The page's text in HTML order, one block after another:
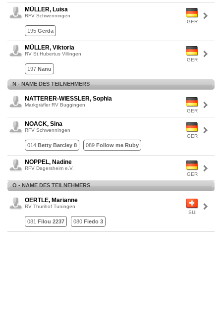
GER
MÜLLER, Luisa
RFV Schwenningen
195 Gerda
GER
MÜLLER, Viktoria
RV St.Hubertus Villingen
197 Nanu
N - NAME DES TEILNEHMERS
GER
NATTERER-WIESSLER, Sophia
Markgräfler RV Buggingen
GER
NOACK, Sina
RFV Schwenningen
014 Betty Barcley 8 089 Follow me Ruby
GER
NOPPEL, Nadine
RFV Dagersheim e.V.
O - NAME DES TEILNEHMERS
SUI
OERTLE, Marianne
RV Thurihof Tuningen
081 Filou 2237 080 Fiedo 3